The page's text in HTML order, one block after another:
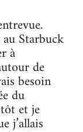
Starbuck
à
de
besoin
du
et je
j’allais